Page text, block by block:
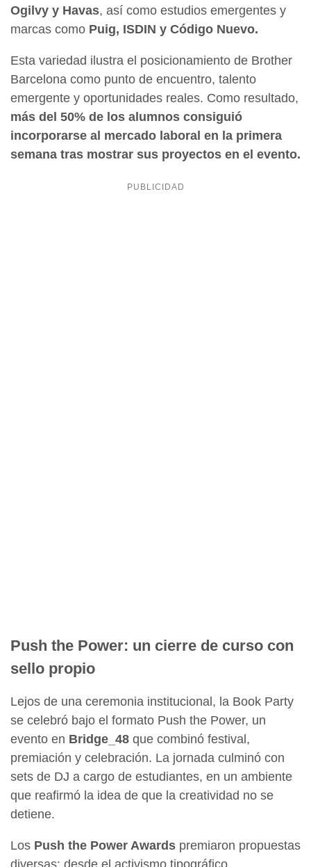
Ogilvy y Havas, así como estudios emergentes y
marcas como Puig, ISDIN y Código Nuevo.
Esta variedad ilustra el posicionamiento de Brother
Barcelona como punto de encuentro, talento
emergente y oportunidades reales. Como resultado,
más del 50% de los alumnos consiguió
incorporarse al mercado laboral en la primera
semana tras mostrar sus proyectos en el evento.
Push the Power: un cierre de curso con
sello propio
Lejos de una ceremonia institucional, la Book Party
se celebró bajo el formato Push the Power, un
evento en Bridge_48 que combinó festival,
premiación y celebración. La jornada culminó con
sets de DJ a cargo de estudiantes, en un ambiente
que reafirmó la idea de que la creatividad no se
detiene.
Los Push the Power Awards premiaron propuestas